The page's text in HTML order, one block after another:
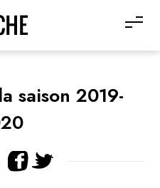
saison 2019-